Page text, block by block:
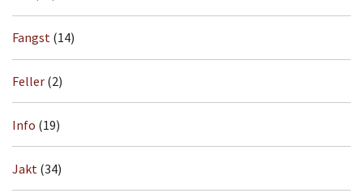
Fangst (14)
Feller (2)
Info (19)
Jakt (34)